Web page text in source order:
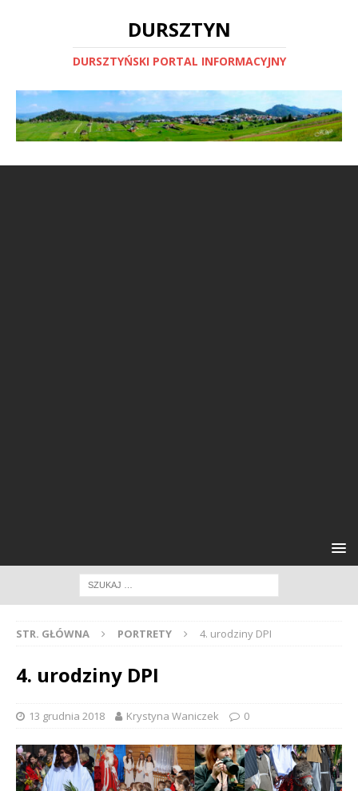
DURSZTYN
DURSZTYŃSKI PORTAL INFORMACYJNY
STR. GŁÓWNA PORTRETY 4. urodziny DPI
4. urodziny DPI
13 grudnia 2018 Krystyna Waniczek 0